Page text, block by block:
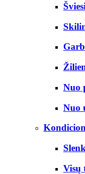
Nuo
Nuo
Visų